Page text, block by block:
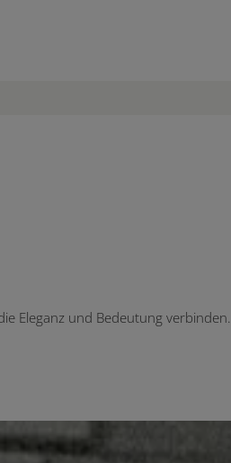
Eleganz und Bedeutung verbinden.